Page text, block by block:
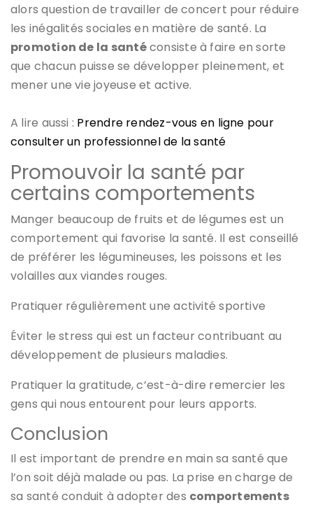
alors question de travailler de concert pour réduire
les inégalités sociales en matière de santé. La
promotion de la santéconsiste à faire en sorte
que chacun puisse se développer pleinement, et
mener une vie joyeuse et active.
A lire aussi : Prendre rendez-vous en ligne pour
consulter un professionnel de la santé
Promouvoir la santé par
certains comportements
Manger beaucoup de fruits et de légumes est un
comportement qui favorise la santé. Il est conseillé
de préférer les légumineuses, les poissons et les
volailles aux viandes rouges.
Pratiquer régulièrement une activité sportive
Éviter le stress qui est un facteur contribuant au
développement de plusieurs maladies.
Pratiquer la gratitude, c’est-à-dire remercier les
gens qui nous entourent pour leurs apports.
Conclusion
Il est important de prendre en main sa santé que
l’on soit déjà malade ou pas. La prise en charge de
sa santé conduit à adopter des comportements